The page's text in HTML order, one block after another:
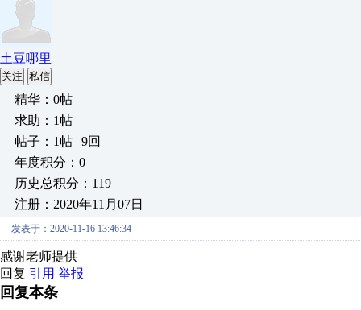
土豆哪里
关注 私信
精华：0帖
求助：1帖
帖子：1帖 | 9回
年度积分：0
历史总积分：119
注册：2020年11月07日
发表于：2020-11-16 13:46:34
感谢老师提供
回复 引用 举报
回复本条